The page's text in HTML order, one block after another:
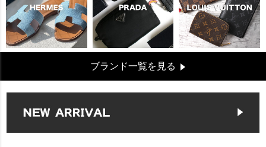
ブランド一覧を見る